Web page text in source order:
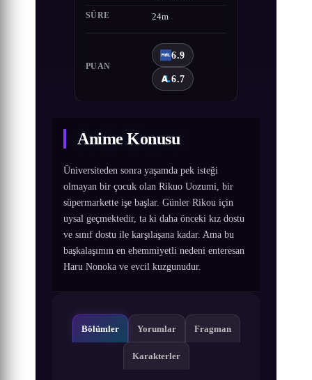
SÜRE 24m
PUAN
6.9
6.7
Anime Konusu
Üniversiteden sonra yaşamda pek isteği
olmayan bir çocuk olan Rikuo Uozumi, bir
süpermarkette işe başlar. Günler Rikou için
uysal geçmektedir, ta ki daha önceki kız dostu
ve sınıf dostu ile karşılaşana kadar. Ama bu
başkalaşımın en ehemmiyetli nedeni enteresan
Haru Nonoka ve evcil kuzgunudur.
Bölümler Yorumlar Fragman
Karakterler